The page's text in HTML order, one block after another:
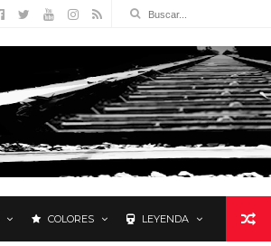
COLORES LEYENDA